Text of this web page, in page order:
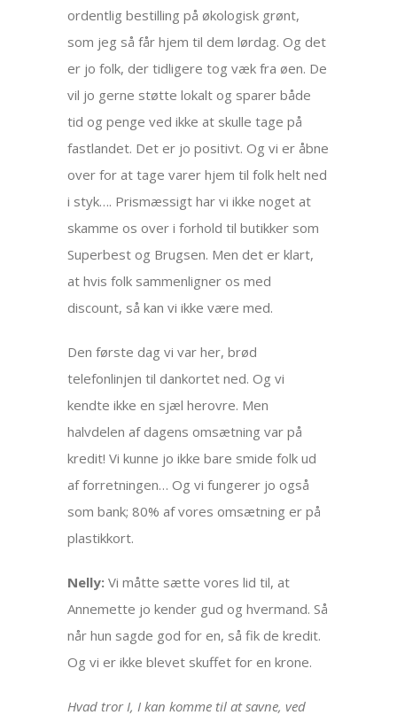
ordentlig bestilling på økologisk grønt,
som jeg så får hjem til dem lørdag. Og det
er jo folk, der tidligere tog væk fra øen. De
vil jo gerne støtte lokalt og sparer både
tid og penge ved ikke at skulle tage på
fastlandet. Det er jo positivt. Og vi er åbne
over for at tage varer hjem til folk helt ned
i styk…. Prismæssigt har vi ikke noget at
skamme os over i forhold til butikker som
Superbest og Brugsen. Men det er klart,
at hvis folk sammenligner os med
discount, så kan vi ikke være med.
Den første dag vi var her, brød
telefonlinjen til dankortet ned. Og vi
kendte ikke en sjæl herovre. Men
halvdelen af dagens omsætning var på
kredit! Vi kunne jo ikke bare smide folk ud
af forretningen… Og vi fungerer jo også
som bank; 80% af vores omsætning er på
plastikkort.
Nelly: Vi måtte sætte vores lid til, at
Annemette jo kender gud og hvermand. Så
når hun sagde god for en, så fik de kredit.
Og vi er ikke blevet skuffet for en krone.
Hvad tror I, I kan komme til at savne, ved